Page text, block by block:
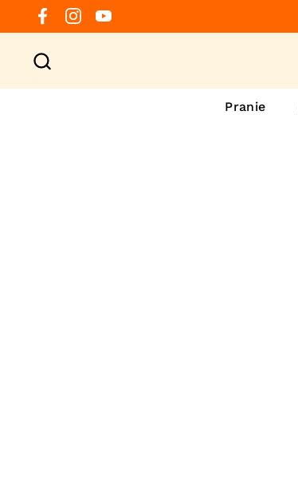
Preskočiť na obsah
Facebook
Instagram
YouTube
Pranie